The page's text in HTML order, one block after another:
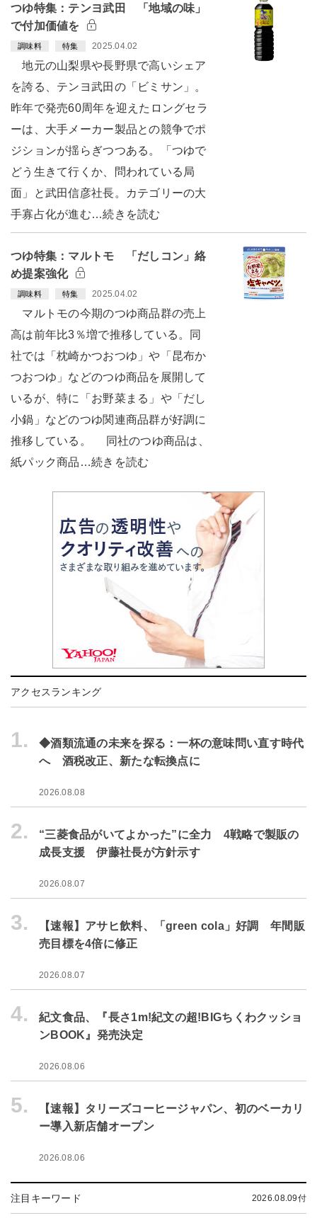
つゆ特集：テンヨ武田 「地域の味」
で付加価値を
調味料 特集 2025.04.02
地元の山梨県や長野県で高いシェア
を誇る、テンヨ武田の「ビミサン」。
昨年で発売60周年を迎えたロングセラ
ーは、大手メーカー製品との競争でポ
ジションが揺らぎつつある。「つゆで
どう生きて行くか、問われている局
面」と武田信彦社長。カテゴリーの大
手寡占化が進む…続きを読む
つゆ特集：マルトモ 「だしコン」絡
め提案強化
調味料 特集 2025.04.02
マルトモの今期のつゆ商品群の売上
高は前年比3％増で推移している。同
社では「枕崎かつおつゆ」や「昆布か
つおつゆ」などのつゆ商品を展開して
いるが、特に「お野菜まる」や「だし
小鍋」などのつゆ関連商品群が好調に
推移している。 同社のつゆ商品は、
紙パック商品…続きを読む
アクセスランキング
1.
◆酒類流通の未来を探る：一杯の意味問い直す時代
へ 酒税改正、新たな転換点に
2026.08.08
2.
“三菱食品がいてよかった”に全力 4戦略で製販の
成長支援 伊藤社長が方針示す
2026.08.07
3.
【速報】アサヒ飲料、「green cola」好調 年間販
売目標を4倍に修正
2026.08.07
4.
紀文食品、『長さ1m!紀文の超!BIGちくわクッショ
ンBOOK』発売決定
2026.08.06
5.
【速報】タリーズコーヒージャパン、初のベーカリ
ー導入新店舗オープン
2026.08.06
注目キーワード 2026.08.09付